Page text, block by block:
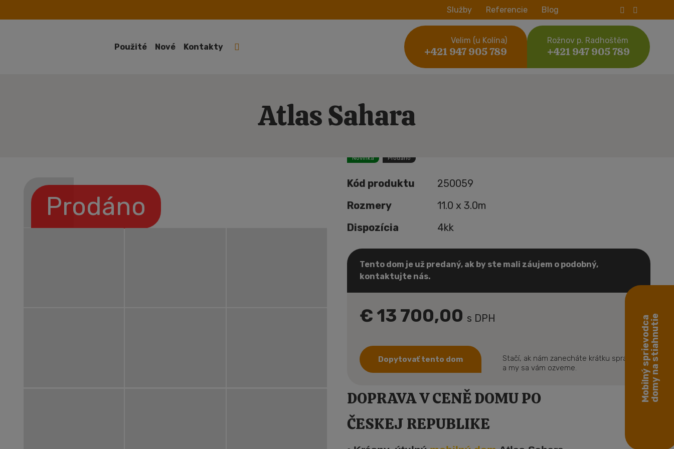
Služby Referencie Blog
Použité Nové Kontakty
Velim (u Kolína)
+421 947 905 789
Rožnov p. Radhoštěm
+421 947 905 789
Atlas Sahara
Prodáno
Novinka Prodáno
Kód produktu
250059
Rozmery
11.0 x 3.0m
Dispozícia
4kk
Tento dom je už predaný, ak by ste mali záujem o podobný,
kontaktujte nás.
€ 13 700,00 s DPH
Dopytovať tento dom
Stačí, ak nám zanecháte krátku správu
a my sa vám ozveme.
DOPRAVA V CENĚ DOMU PO
ČESKEJ REPUBLIKE
Mobilný sprievodcadomy na stiahnutie